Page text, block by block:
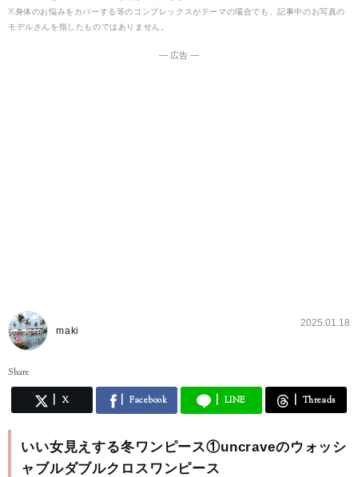
※身体のお悩みをカバーする等のコンプレックスがテーマの場合でも、記事中のお写真の
モデルさんを指したものではありません。
― 広告 ―
maki
2025.01.18
Share
X Facebook LINE Threads
いい女見えする冬ワンピース①uncraveのウォッシ
ャブルダブルクロスワンピース